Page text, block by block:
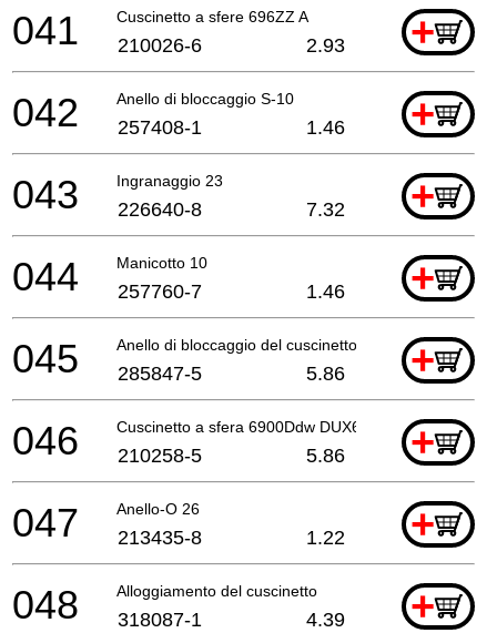
Cuscinetto a sfere 696ZZ A +
041 210026-6 2.93
Anello di bloccaggio S-10 +
042 257408-1 1.46
Ingranaggio 23 +
043 226640-8 7.32
Manicotto 10 +
044 257760-7 1.46
Anello di bloccaggio del cuscinetto 14-23 +
045 285847-5 5.86
Cuscinetto a sfera 6900Ddw DUX60 A +
046 210258-5 5.86
Anello-O 26 +
047 213435-8 1.22
Alloggiamento del cuscinetto +
048 318087-1 4.39